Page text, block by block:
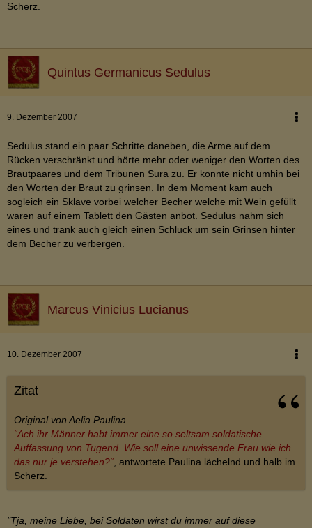
Scherz.
Quintus Germanicus Sedulus
9. Dezember 2007
Sedulus stand ein paar Schritte daneben, die Arme auf dem
Rücken verschränkt und hörte mehr oder weniger den Worten des
Brautpaares und dem Tribunen Sura zu. Er konnte nicht umhin bei
den Worten der Braut zu grinsen. In dem Moment kam auch
sogleich ein Sklave vorbei welcher Becher welche mit Wein gefüllt
waren auf einem Tablett den Gästen anbot. Sedulus nahm sich
eines und trank auch gleich einen Schluck um sein Grinsen hinter
dem Becher zu verbergen.
Marcus Vinicius Lucianus
10. Dezember 2007
Zitat
Original von Aelia Paulina
“Ach ihr Männer habt immer eine so seltsam soldatische
Auffassung von Tugend. Wie soll eine unwissende Frau wie ich
das nur je verstehen?“ , antwortete Paulina lächelnd und halb im
Scherz.
"Tja, meine Liebe, bei Soldaten wirst du immer auf diese